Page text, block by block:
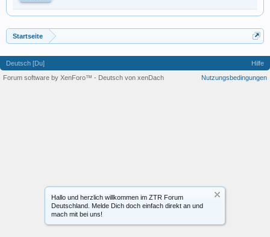
Hallo und herzlich willkommen im ZTR Forum
Deutschland. Melde Dich doch einfach direkt an und
mach mit bei uns!
Startseite
Deutsch [Du]
Hilfe
Nutzungsbedingungen
Forum software by XenForo™ - Deutsch von xenDach